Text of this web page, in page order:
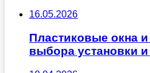
16.05.2026
Пластиковые окна
выбора установки